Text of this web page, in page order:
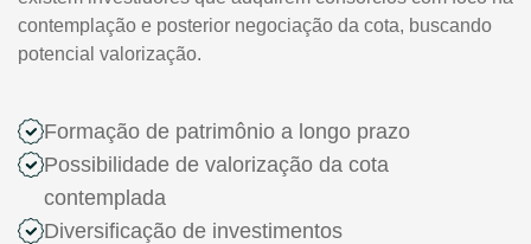
contemplação e posterior negociação da cota, buscando
potencial valorização.
Formação de patrimônio a longo prazo
Possibilidade de valorização da cota
contemplada
Diversificação de investimentos